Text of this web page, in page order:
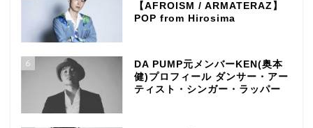
【AFROISM / ARMATERAZ】
POP from Hirosima
6
DA PUMP元メンバーKEN(奥本
健)プロフィール ダンサー・アー
ティスト・シンガー・ラッパー